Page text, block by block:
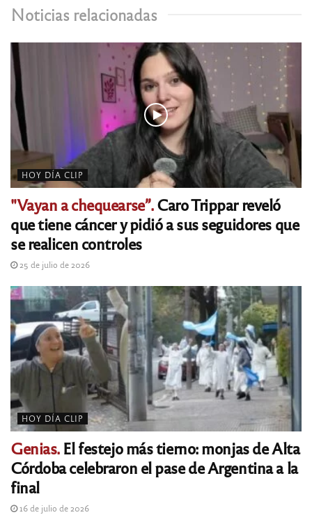
Noticias relacionadas
HOY DÍA CLIP
"Vayan a chequearse”.Caro Trippar reveló
que tiene cáncer y pidió a sus seguidores que
se realicen controles
25 de julio de 2026
HOY DÍA CLIP
Genias.El festejo más tierno: monjas de Alta
Córdoba celebraron el pase de Argentina a la
final
16 de julio de 2026